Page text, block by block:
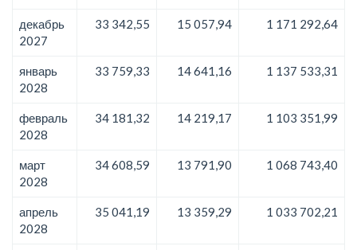
декабрь
2027
33 342,55 15 057,94 1 171 292,64
январь
2028
33 759,33 14 641,16 1 137 533,31
февраль
2028
34 181,32 14 219,17 1 103 351,99
март
2028
34 608,59 13 791,90 1 068 743,40
апрель
2028
35 041,19 13 359,29 1 033 702,21